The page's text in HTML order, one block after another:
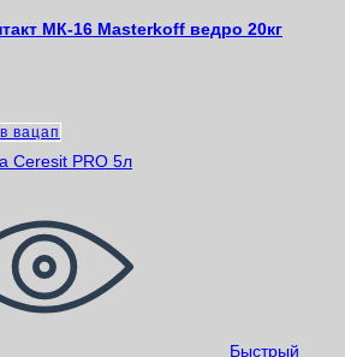
МК-16 Masterkoff ведро 20кг
вацап
Быстрый